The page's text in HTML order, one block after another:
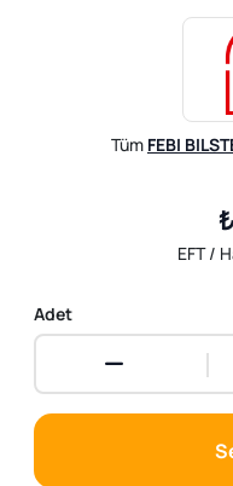
Tüm FEBI
EFT /
Adet